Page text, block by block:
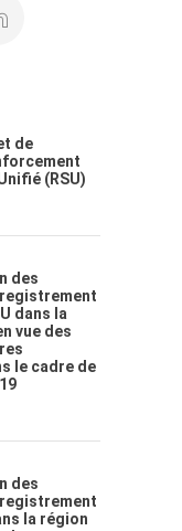
de
(RSU)
des
dans la
vue des
le cadre de
des
la région